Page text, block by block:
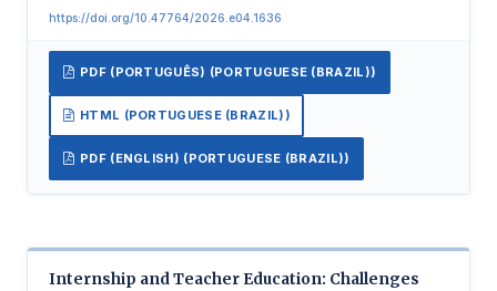
https://doi.org/10.47764/2026.e04.1636
PDF (PORTUGUÊS) (PORTUGUESE (BRAZIL))
HTML (PORTUGUESE (BRAZIL))
PDF (ENGLISH) (PORTUGUESE (BRAZIL))
Internship and Teacher Education: Challenges